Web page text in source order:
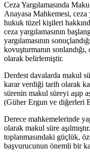
Ceza Yargılamasında
Anayasa Mahkemesi, ceza
hukuk tüzel kişileri
ceza yargılamasının
yargılamasının
kovuşturmanın
olarak belirlemiştir.
Derdest davalarda makul
karar verdiği tarih olarak
sürenin makul süreyi aşıp
(Güher Ergun ve diğerleri
Derece mahkemelerinde
olarak makul süre
toplanmasındaki güçlük,
başvurucunun önemli bir